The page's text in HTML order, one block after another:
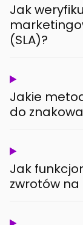
Jak
(SLA)?
Jakie
do
Jak
zwrotów